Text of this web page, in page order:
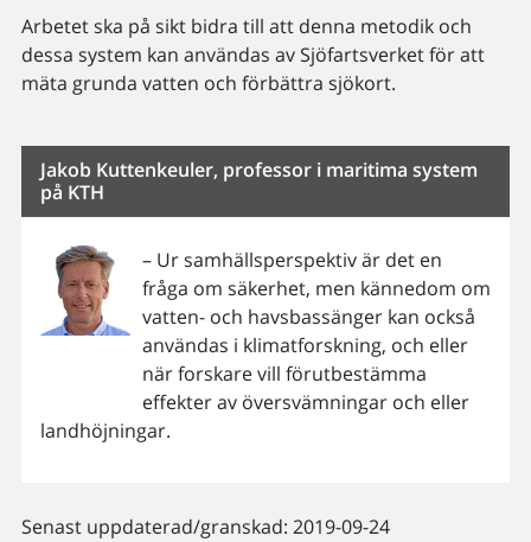
Arbetet ska på sikt bidra till att denna metodik och
dessa system kan användas av Sjöfartsverket för att
mäta grunda vatten och förbättra sjökort.
Jakob Kuttenkeuler, professor i maritima system
på KTH
– Ur samhällsperspektiv är det en
fråga om säkerhet, men kännedom om
vatten- och havsbassänger kan också
användas i klimatforskning, och eller
när forskare vill förutbestämma
effekter av översvämningar och eller
landhöjningar.
Senast uppdaterad/granskad: 2019-09-24